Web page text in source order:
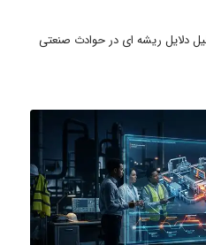
دلایل ریشه ای در حوادث صنعتی